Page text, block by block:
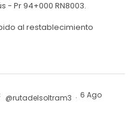
- Pr 94+000 RN8003.
al restablecimiento
@rutadelsoltram3 · 6 Ago